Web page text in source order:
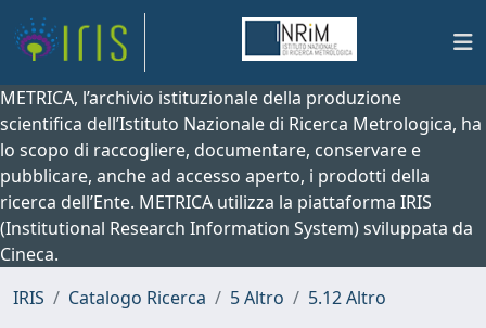
METRICA, l’archivio istituzionale della produzione
scientifica dell’Istituto Nazionale di Ricerca Metrologica, ha
lo scopo di raccogliere, documentare, conservare e
pubblicare, anche ad accesso aperto, i prodotti della
ricerca dell’Ente. METRICA utilizza la piattaforma IRIS
(Institutional Research Information System) sviluppata da
Cineca.
IRIS
Catalogo Ricerca 5 Altro 5.12 Altro